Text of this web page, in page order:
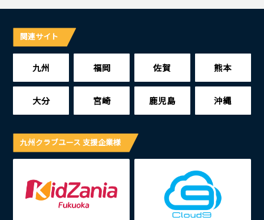
関連サイト
九州 福岡 佐賀 熊本
大分 宮崎 鹿児島 沖縄
九州クラブユース 支援企業様